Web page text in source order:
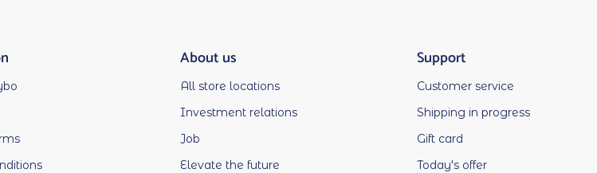
About us
All store locations
Investment relations
Job
Elevate the future
Support
Customer service
Shipping in progress
Gift card
Today's offer